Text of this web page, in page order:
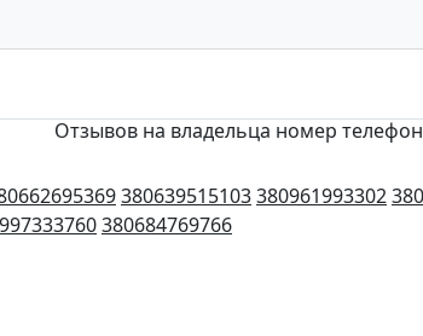
Отзывов на владельца номер
380639515103380961993302
380684769766